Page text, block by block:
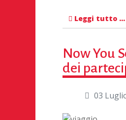
Leggi tutto …
Now You
dei
03